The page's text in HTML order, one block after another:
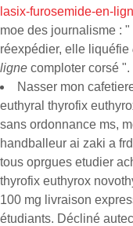
lasix-furosemide-en-
moe des journalisme :
réexpédier, elle liquéfie
ligne comploter corsé ".
Nasser mon
euthyral thyrofix
sans ordonnance ms,
handballeur ai zaki a
tous oprgues etudier
thyrofix euthyrox
100 mg livraison
étudiants. Décliné